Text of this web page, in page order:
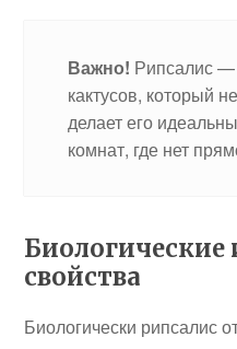
Важно! Рипсалис —
кактусов, который
делает его
комнат, где нет
Биологические
свойства
Биологически рипсалис